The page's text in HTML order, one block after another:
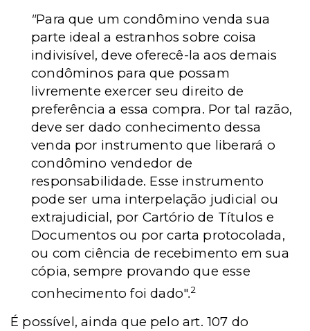
"Para que um condômino venda sua
parte ideal a estranhos sobre coisa
indivisível, deve oferecê-la aos demais
condôminos para que possam
livremente exercer seu direito de
preferência a essa compra. Por tal razão,
deve ser dado conhecimento dessa
venda por instrumento que liberará o
condômino vendedor de
responsabilidade. Esse instrumento
pode ser uma interpelação judicial ou
extrajudicial, por Cartório de Títulos e
Documentos ou por carta protocolada,
ou com ciência de recebimento em sua
cópia, sempre provando que esse
conhecimento foi dado".2
É possível, ainda que pelo art. 107 do